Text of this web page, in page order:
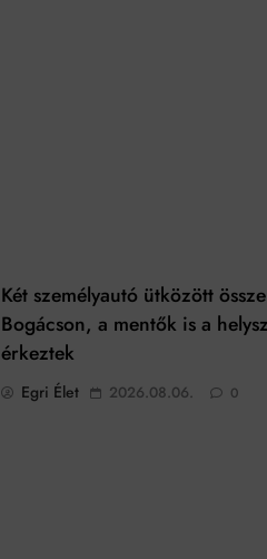
Két személyautó ütközött össze
Bogácson, a mentők is a
érkeztek
Egri Élet 2026.08.06. 0